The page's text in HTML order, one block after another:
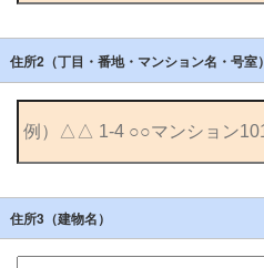
住所2（丁目・番地・マンション名・号室）
住所3（建物名）